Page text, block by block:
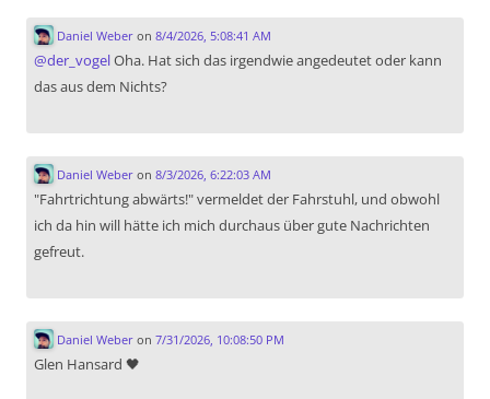
Daniel Weberon 8/4/2026, 5:08:41 AM
@der_vogelOha. Hat sich das irgendwie angedeutet oder kann
das aus dem Nichts?
Daniel Weberon 8/3/2026, 6:22:03 AM
"Fahrtrichtung abwärts!" vermeldet der Fahrstuhl, und obwohl
ich da hin will hätte ich mich durchaus über gute Nachrichten
gefreut.
Daniel Weberon 7/31/2026, 10:08:50 PM
Glen Hansard 🖤